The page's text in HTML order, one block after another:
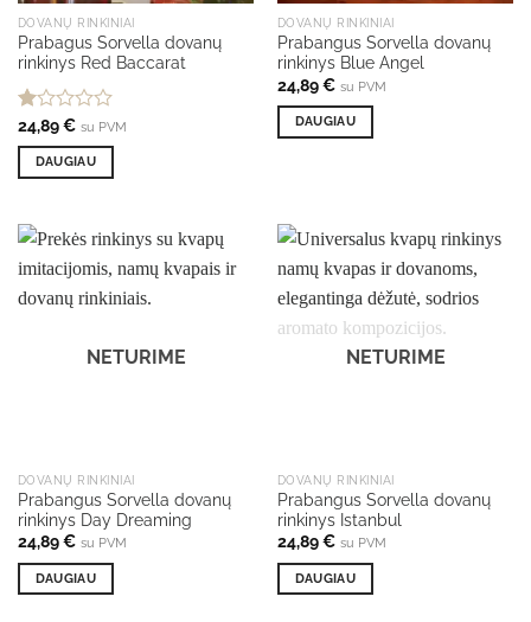
DOVANŲ RINKINIAI
Prabagus Sorvella dovanų
rinkinys Red Baccarat
Įvertinimas:
1.00
5
24,89€ su PVM
DAUGIAU
DOVANŲ RINKINIAI
Prabangus Sorvella dovanų
rinkinys Blue Angel
24,89€ su PVM
DAUGIAU
NETURIME
DOVANŲ RINKINIAI
Prabangus Sorvella dovanų
rinkinys Day Dreaming
24,89€ su PVM
DAUGIAU
NETURIME
DOVANŲ RINKINIAI
Prabangus Sorvella dovanų
rinkinys Istanbul
24,89€ su PVM
DAUGIAU